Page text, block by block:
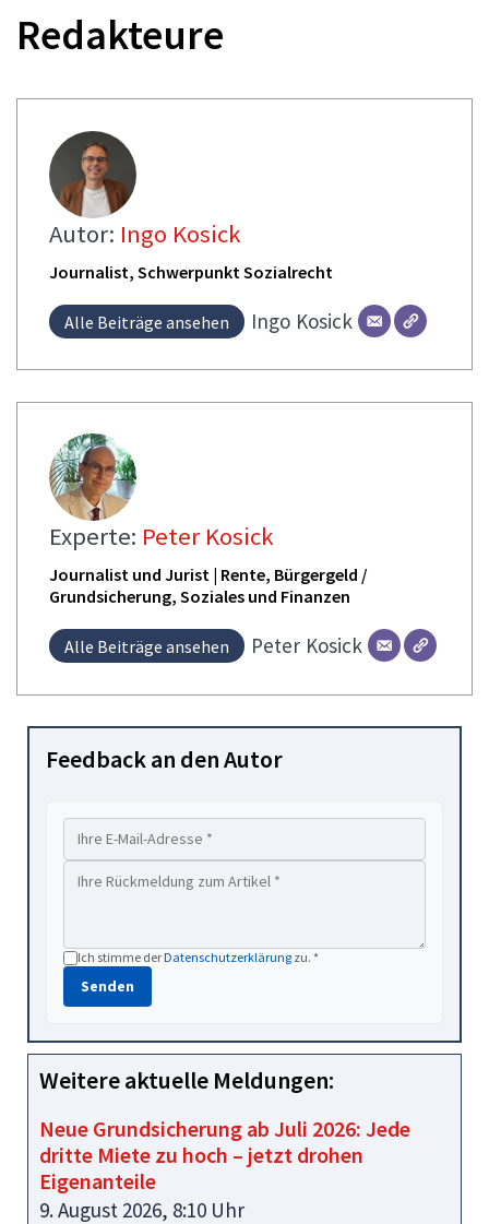
Redakteure
Autor: Ingo Kosick
Journalist, Schwerpunkt Sozialrecht
Alle Beiträge ansehen Ingo Kosick
Experte: Peter Kosick
Journalist und Jurist | Rente, Bürgergeld /
Grundsicherung, Soziales und Finanzen
Alle Beiträge ansehen Peter Kosick
Feedback an den Autor
Ich stimme derDatenschutzerklärung zu. *
Senden
Weitere aktuelle Meldungen:
Neue Grundsicherung ab Juli 2026: Jede
dritte Miete zu hoch – jetzt drohen
Eigenanteile
9. August 2026, 8:10 Uhr